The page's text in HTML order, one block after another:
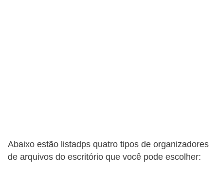
Abaixo estão listadps quatro tipos de organizadores
de arquivos do escritório que você pode escolher:
t
i